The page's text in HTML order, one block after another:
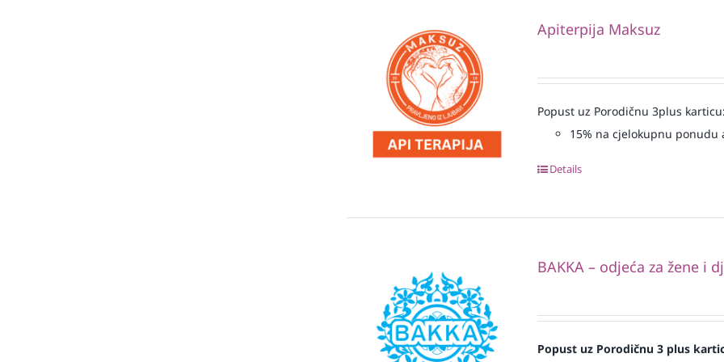
Apiterpija Maksuz
Popust uz Porodičnu 3plus karticu:
15% na cjelokupnu ponudu
Details
BAKKA – odjeća za žene i
Popust uz Porodičnu 3 plus